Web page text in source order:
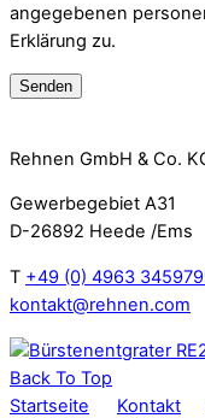
angegebenen
Erklärung zu.
Rehnen GmbH & Co.
Gewerbegebiet A31
D-26892 Heede /Ems
T +49 (0) 4963
kontakt@rehnen.com
Back To Top
Startseite
Kontakt